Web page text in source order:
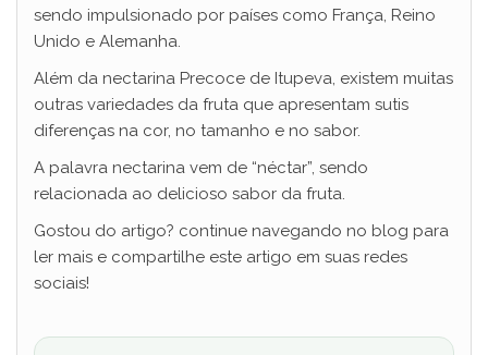
sendo impulsionado por países como França, Reino
Unido e Alemanha.
Além da nectarina Precoce de Itupeva, existem muitas
outras variedades da fruta que apresentam sutis
diferenças na cor, no tamanho e no sabor.
A palavra nectarina vem de “néctar”, sendo
relacionada ao delicioso sabor da fruta.
Gostou do artigo? continue navegando no blog para
ler mais e compartilhe este artigo em suas redes
sociais!